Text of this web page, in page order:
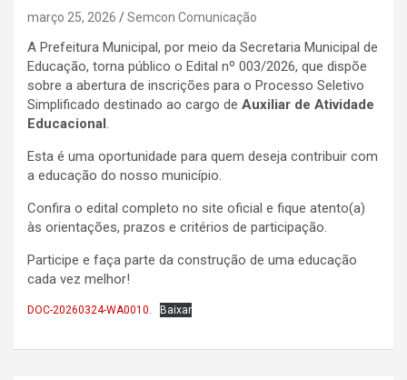
março 25, 2026 Semcon Comunicação
A Prefeitura Municipal, por meio da Secretaria Municipal de
Educação, torna público o Edital nº 003/2026, que dispõe
sobre a abertura de inscrições para o Processo Seletivo
Simplificado destinado ao cargo de Auxiliar de Atividade
Educacional.
Esta é uma oportunidade para quem deseja contribuir com
a educação do nosso município.
Confira o edital completo no site oficial e fique atento(a)
às orientações, prazos e critérios de participação.
Participe e faça parte da construção de uma educação
cada vez melhor!
DOC-20260324-WA0010. Baixar